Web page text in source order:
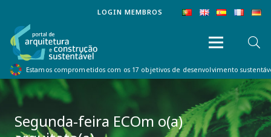
LOGIN MEMBROS
Estamos comprometidos com os 17 objetivos de desenvolvimento
Segunda-feira ECOm o(a)